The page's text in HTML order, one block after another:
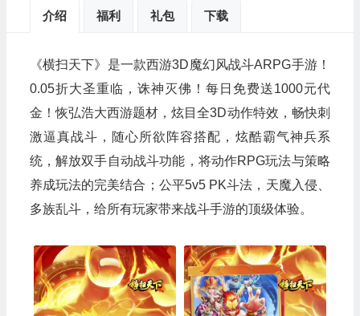
介绍 福利 礼包 下载
《横扫天下》是一款西游3D魔幻风战斗ARPG手游！
0.05折大圣重临，诛神灭佛！每日免费送1000元代
金！恢弘浩大西游题材，炫目全3D动作特效，畅快刺
激逼真战斗，随心所欲阵容搭配，炫酷霸气神兵系
统，解放双手自动战斗功能，将动作RPG玩法与策略
养成玩法的完美结合；公平5v5 PK斗法，天魔入侵、
多族乱斗，给所有玩家带来战斗手游的顶级体验。